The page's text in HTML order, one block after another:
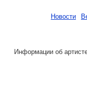
Новости
Информации об